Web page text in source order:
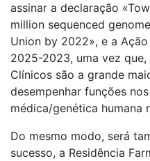
assinar a declaração
million sequenced
Union by 2022», e a
2025-2023, uma vez
Clínicos são a grande
desempenhar funções
médica/genética humana
Do mesmo modo, será
sucesso, a Residência